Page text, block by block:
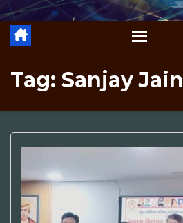
Tag: Sanjay Jain